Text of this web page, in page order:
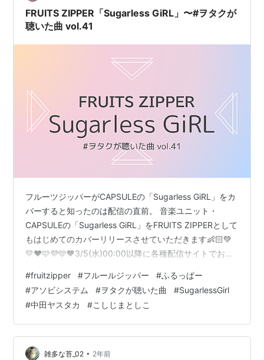
FRUITS ZIPPER「Sugarless GiRL」〜#ヲタクが
聴いた曲 vol.41
フルーツジッパーがCAPSULEの「Sugarless GiRL」をカ
バーすると知ったのは配信の直前。 音楽ユニット・
CAPSULEの「Sugarless GiRL」をFRUITS ZIPPERとして
もはじめてのカバーリリースさせていただきます👶🏻💚
💛❤️🩷💜🩵🧡3/5(水)00:00以降に各種配信サイトでお聞
https://t.co/h5GGm9x1B2Lyrics：Yasutaka Nakata
(CAPSULE)… https://t.co/EZSCo18St6— FRUITS
ZIPPER【Official】 (@FRUITS_…
#fruitzipper #フルールジッパー #ふるっぱー
#アソビシステム #ヲタクが聴いた曲 #SugarlessGirl
#中田ヤスタカ #こしじまとしこ
雑多な苔_02 • 2年前